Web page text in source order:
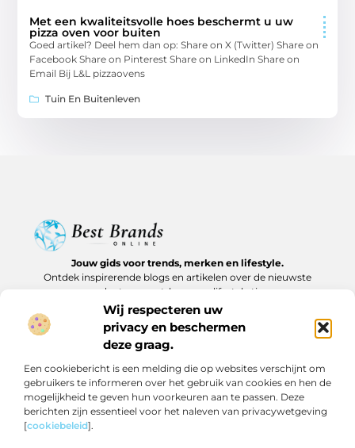
Wij respecteren uw
privacy en beschermen
deze graag.
Een cookiebericht is een melding die op websites verschijnt om
gebruikers te informeren over het gebruik van cookies en hen de
mogelijkheid te geven hun voorkeuren aan te passen. Deze
berichten zijn essentieel voor het naleven van privacywetgeving
[cookiebeleid].
Met een kwaliteitsvolle hoes beschermt u uw
pizza oven voor buiten
Goed artikel? Deel hem dan op: Share on X (Twitter) Share on
Facebook Share on Pinterest Share on LinkedIn Share on
Email Bij L&L pizzaovens
Tuin En Buitenleven
Jouw gids voor trends, merken en lifestyle.
Ontdek inspirerende blogs en artikelen over de nieuwste
producten, must-haves en lifestyle tips.
Bericht categorie
Onze informatie